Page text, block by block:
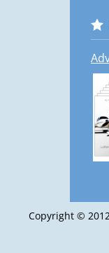
Copyright ©